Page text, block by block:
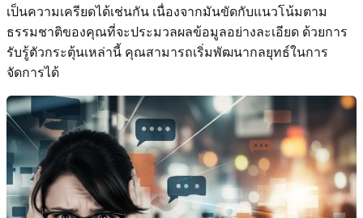
เป็นความเครียดได้เช่นกัน เนื่องจากมันขัดกับแนวโน้มตาม
ธรรมชาติของคุณที่จะประมวลผลข้อมูลอย่างละเอียด ด้วยการ
รับรู้ตัวกระตุ้นเหล่านี้ คุณสามารถเริ่มพัฒนากลยุทธ์ในการ
จัดการได้